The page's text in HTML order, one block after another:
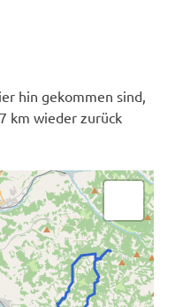
hin gekommen sind,
km wieder zurück